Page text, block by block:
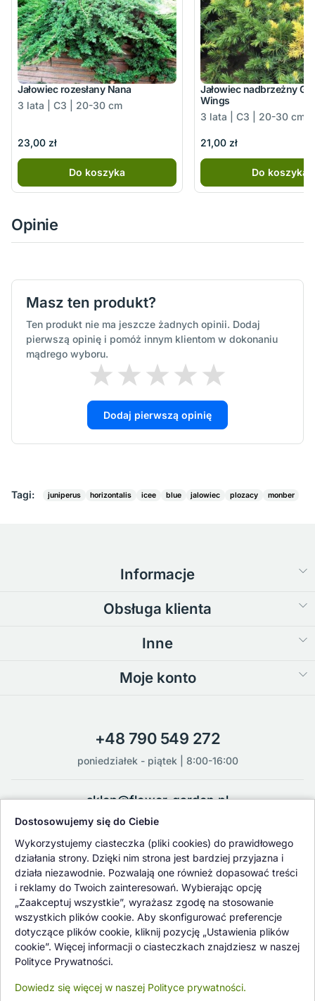
Jałowiec rozesłany Nana
3 lata | C3 | 20-30 cm
23,00 zł
Do koszyka
Jałowiec nadbrzeżny
Wings
3 lata | C3 | 20-30 cm
21,00 zł
Do koszyka
Opinie
Masz ten produkt?
Ten produkt nie ma jeszcze żadnych opinii. Dodaj
pierwszą opinię i pomóż innym klientom w dokonaniu
mądrego wyboru.
Dodaj pierwszą opinię
Tagi: juniperus horizontalis icee blue jalowiec plozacy monber
Informacje
Obsługa klienta
Inne
Moje konto
+48 790 549 272
poniedziałek - piątek | 8:00-16:00
sklep@flower-garden.pl
Oferowane przez nas rośliny i nasiona podlegają regularnej ścisłej
kontroli jakości oraz kontroli zdrowotnej przeprowadzanej przez
wykwalifikowane osoby z Państwowej Inspekcji Ochrony Roślin i
Nasiennictwa.
Dostosowujemy się do Ciebie
Wykorzystujemy ciasteczka (pliki cookies) do prawidłowego
działania strony. Dzięki nim strona jest bardziej przyjazna i
działa niezawodnie. Pozwalają one również dopasować treści
i reklamy do Twoich zainteresowań. Wybierając opcję
„Zaakceptuj wszystkie”, wyrażasz zgodę na stosowanie
wszystkich plików cookie. Aby skonfigurować preferencje
dotyczące plików cookie, kliknij pozycję „Ustawienia plików
cookie”. Więcej informacji o ciasteczkach znajdziesz w naszej
Polityce Prywatności.
Dowiedz się więcej w naszej Polityce prywatności.